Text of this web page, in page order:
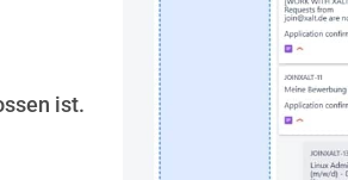
ist.